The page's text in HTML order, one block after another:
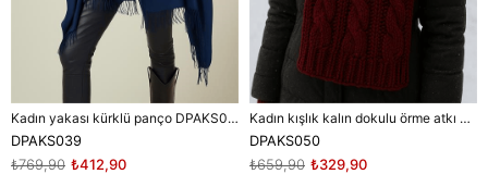
Kadın yakası kürklü panço DPAKS039
DPAKS039
₺412,90
₺769,90
Kadın kışlık kalın dokulu örme atkı DPAKS050
DPAKS050
₺329,90
₺659,90